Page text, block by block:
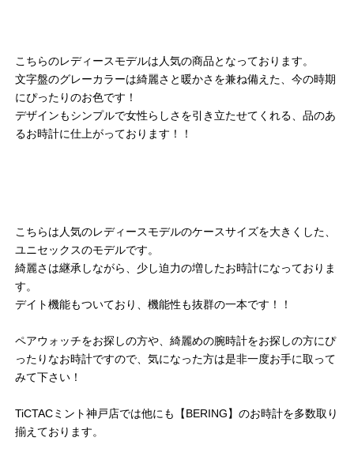
こちらのレディースモデルは人気の商品となっております。
文字盤のグレーカラーは綺麗さと暖かさを兼ね備えた、今の時期
にぴったりのお色です！
デザインもシンプルで女性らしさを引き立たせてくれる、品のあ
るお時計に仕上がっております！！
こちらは人気のレディースモデルのケースサイズを大きくした、
ユニセックスのモデルです。
綺麗さは継承しながら、少し迫力の増したお時計になっておりま
す。
デイト機能もついており、機能性も抜群の一本です！！
ペアウォッチをお探しの方や、綺麗めの腕時計をお探しの方にぴ
ったりなお時計ですので、気になった方は是非一度お手に取って
みて下さい！
TiCTACミント神戸店では他にも【BERING】のお時計を多数取り
揃えております。